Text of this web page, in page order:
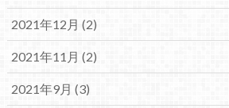
2021年12月 (2)
2021年11月 (2)
2021年9月 (3)